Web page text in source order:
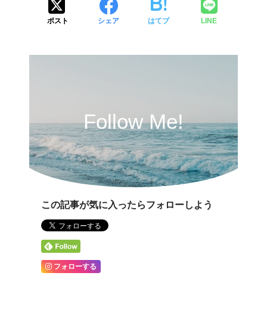
ポスト シェア はてブ LINE
Follow Me!
この記事が気に入ったらフォローしよう
フォローする